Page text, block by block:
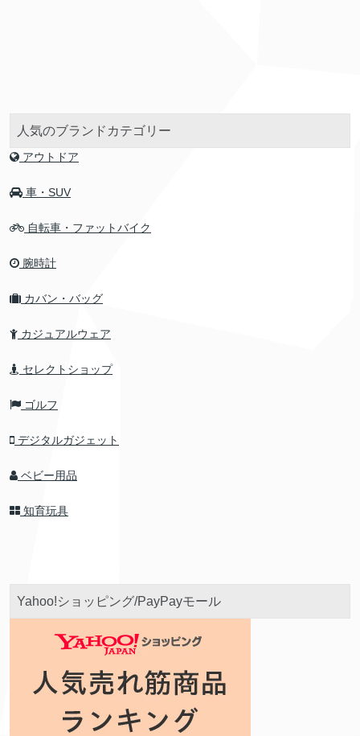
人気のブランドカテゴリー
アウトドア
車・SUV
自転車・ファットバイク
腕時計
カバン・バッグ
カジュアルウェア
セレクトショップ
ゴルフ
デジタルガジェット
ベビー用品
知育玩具
Yahoo!ショッピング/PayPayモール